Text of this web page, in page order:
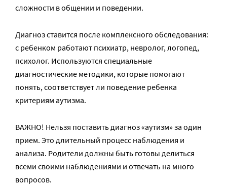
сложности в общении и поведении.
Диагноз ставится после комплексного обследования:
с ребенком работают психиатр, невролог, логопед,
психолог. Используются специальные
диагностические методики, которые помогают
понять, соответствует ли поведение ребенка
критериям аутизма.
ВАЖНО! Нельзя поставить диагноз «аутизм» за один
прием. Это длительный процесс наблюдения и
анализа. Родители должны быть готовы делиться
всеми своими наблюдениями и отвечать на много
вопросов.